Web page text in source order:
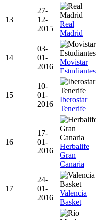
13
27-
12-
2015
Real
Madrid
14
03-
01-
2016
Movistar
Estudiantes
15
10-
01-
2016
Iberostar
Tenerife
16
17-
01-
2016
Herbalife
Gran
Canaria
17
24-
01-
2016
Valencia
Basket